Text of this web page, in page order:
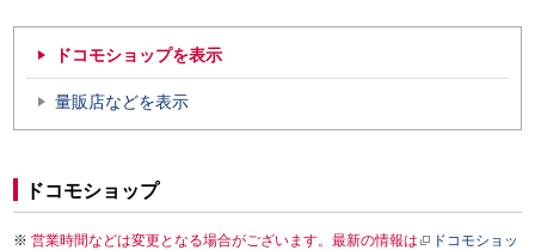
ドコモショップを表示
量販店などを表示
ドコモショップ
営業時間などは変更となる場合がございます。最新の情報は
ドコモショッ